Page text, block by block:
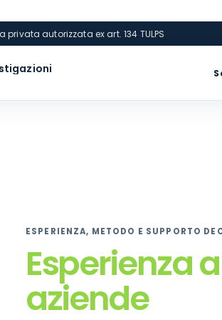
autorizzata ex art. 134 TULPS
ESPERIENZA, METODO E SUPPORTO
Esperienza
aziende